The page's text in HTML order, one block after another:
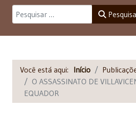
Pesquisar
Você está aqui: Início
O ASSASSINATO DE
EQUADOR